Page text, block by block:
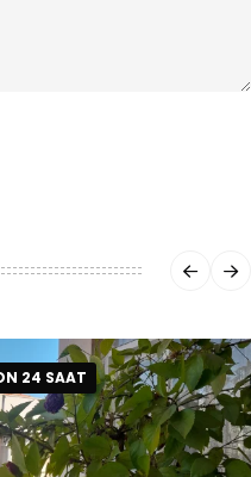
24 SAAT